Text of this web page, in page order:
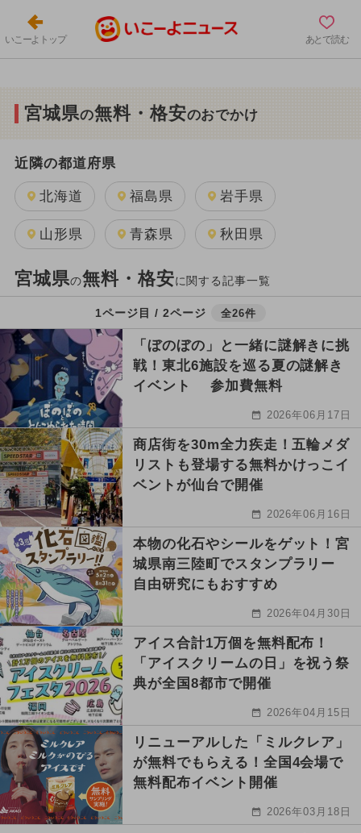
いこーよトップ あとで読む
宮城県の無料・格安のおでかけ
近隣の都道府県
北海道 福島県 岩手県
山形県 青森県 秋田県
宮城県の無料・格安に関する記事一覧
1ページ目 / 2ページ 全26件
「ぼのぼの」と一緒に謎解きに挑
戦！東北6施設を巡る夏の謎解き
イベント 参加費無料
2026年06月17日
商店街を30m全力疾走！五輪メダ
リストも登場する無料かけっこイ
ベントが仙台で開催
2026年06月16日
本物の化石やシールをゲット！宮
城県南三陸町でスタンプラリー
自由研究にもおすすめ
2026年04月30日
アイス合計1万個を無料配布！
「アイスクリームの日」を祝う祭
典が全国8都市で開催
2026年04月15日
リニューアルした「ミルクレア」
が無料でもらえる！全国4会場で
無料配布イベント開催
2026年03月18日